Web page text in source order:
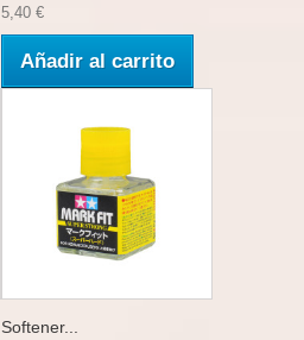
5,40 €
Añadir al carrito
Softener...